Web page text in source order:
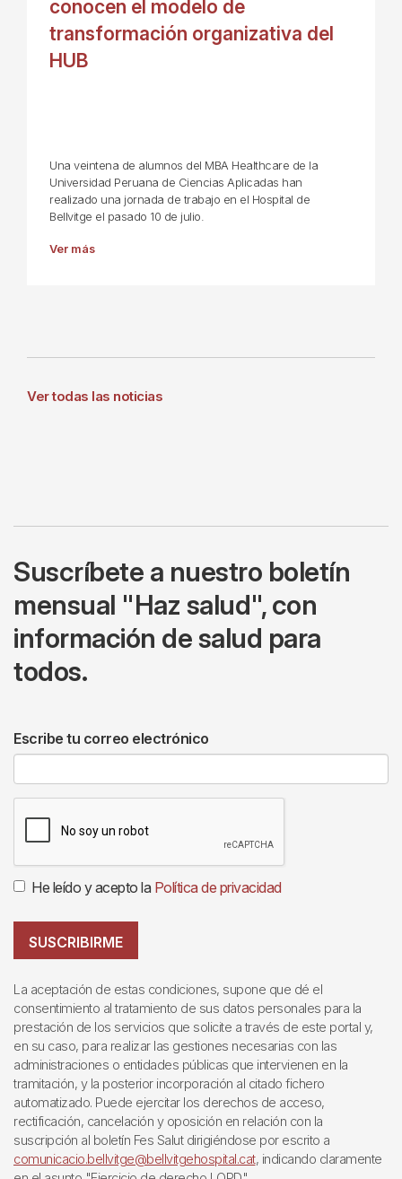
conocen el modelo de
transformación organizativa del
HUB
Una veintena de alumnos del MBA Healthcare de la
Universidad Peruana de Ciencias Aplicadas han
realizado una jornada de trabajo en el Hospital de
Bellvitge el pasado 10 de julio.
Ver más
Ver todas las noticias
Suscríbete a nuestro boletín
mensual "Haz salud", con
información de salud para
todos.
Escribe tu correo electrónico
He leído y acepto la Política de privacidad
SUSCRIBIRME
La aceptación de estas condiciones, supone que dé el
consentimiento al tratamiento de sus datos personales para la
prestación de los servicios que solicite a través de este portal y,
en su caso, para realizar las gestiones necesarias con las
administraciones o entidades públicas que intervienen en la
tramitación, y la posterior incorporación al citado fichero
automatizado. Puede ejercitar los derechos de acceso,
rectificación, cancelación y oposición en relación con la
suscripción al boletín Fes Salut dirigiéndose por escrito a
comunicacio.bellvitge@bellvitgehospital.cat, indicando claramente